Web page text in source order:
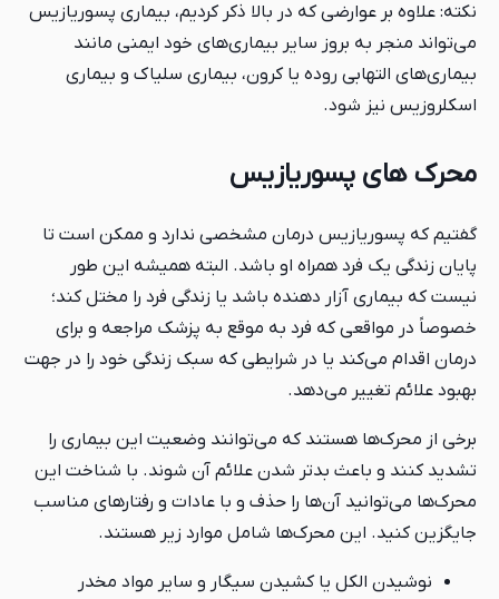
نکته: علاوه بر عوارضی که در بالا ذکر کردیم، بیماری پسوریازیس
می‌تواند منجر به بروز سایر بیماری‌های خود ایمنی مانند
بیماری‌های التهابی روده یا کرون، بیماری سلیاک و بیماری
اسکلروزیس نیز شود.
محرک های پسوریازیس
گفتیم که پسوریازیس درمان مشخصی ندارد و ممکن است تا
پایان زندگی یک فرد همراه او باشد. البته همیشه این طور
نیست که بیماری آزار دهنده باشد یا زندگی فرد را مختل کند؛
خصوصاً در مواقعی که فرد به موقع به پزشک مراجعه و برای
درمان اقدام می‌کند یا در شرایطی که سبک زندگی خود را در جهت
بهبود علائم تغییر می‌دهد.
برخی از محرک‌ها هستند که می‌توانند وضعیت این بیماری را
تشدید کنند و باعث بدتر شدن علائم آن شوند. با شناخت این
محرک‌ها می‌توانید آن‌ها را حذف و با عادات و رفتارهای مناسب
جایگزین کنید. این محرک‌ها شامل موارد زیر هستند.
نوشیدن الکل یا کشیدن سیگار و سایر مواد مخدر